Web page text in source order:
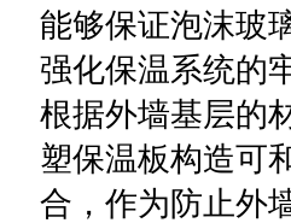
能够保证泡沫玻
强化保温系统的
根据外墙基层的
塑保温板构造可
合，作为防止外